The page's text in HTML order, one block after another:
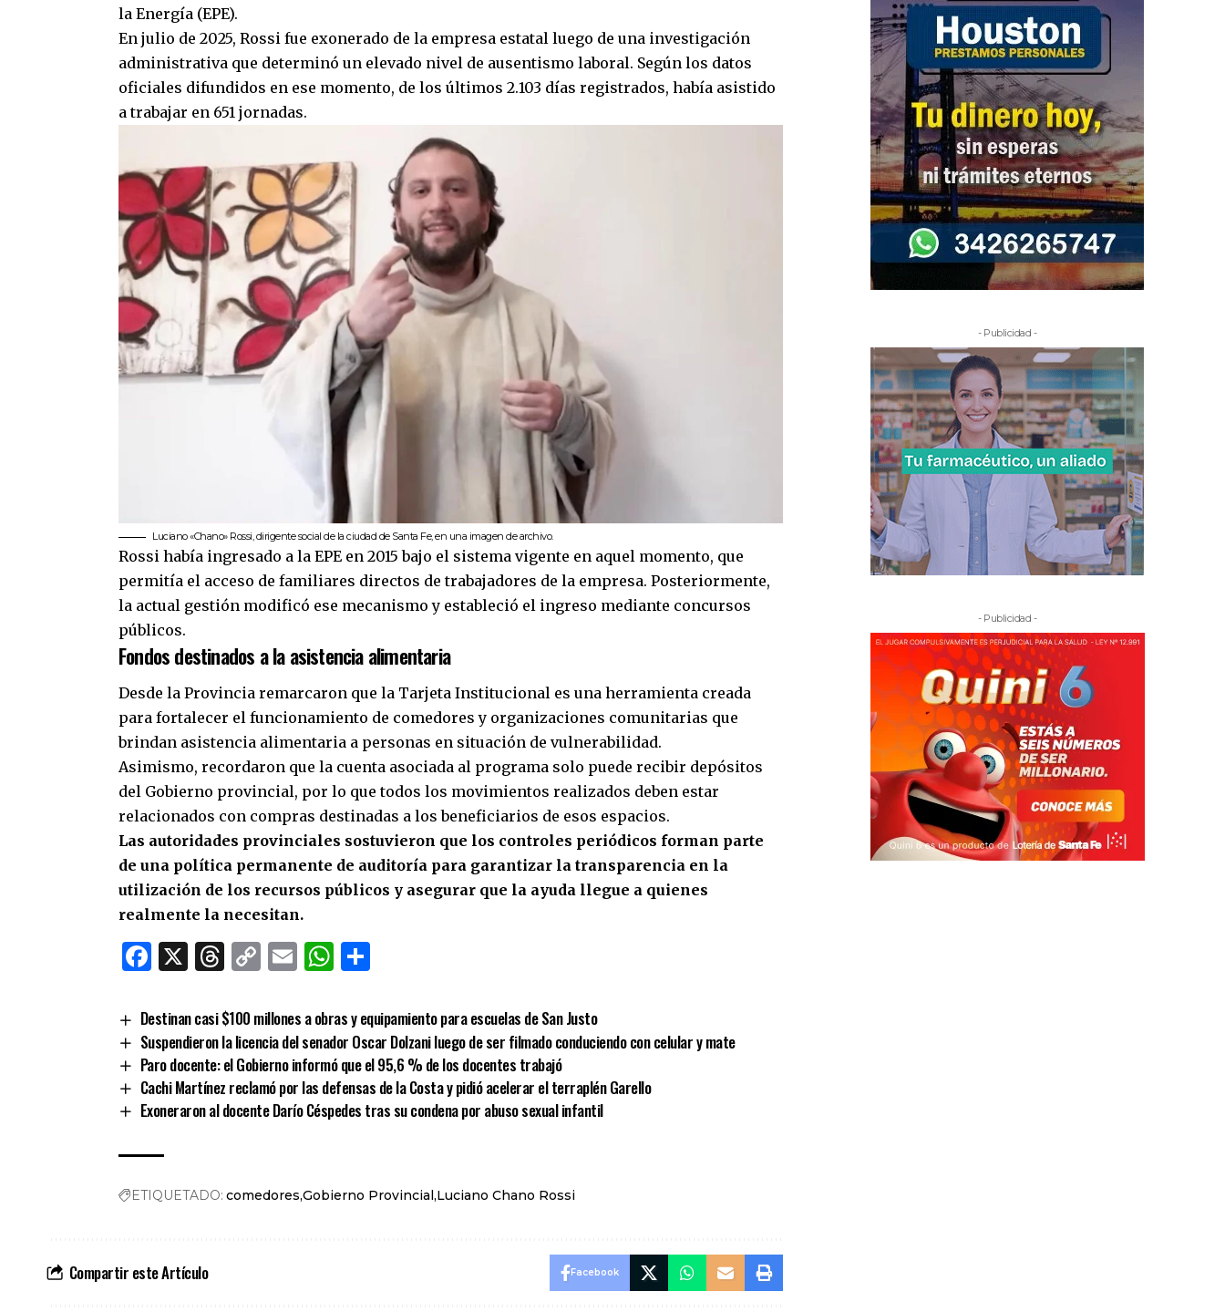
la Energía (EPE).
En julio de 2025, Rossi fue exonerado de la empresa estatal luego de una investigación
administrativa que determinó un elevado nivel de ausentismo laboral. Según los datos
oficiales difundidos en ese momento, de los últimos 2.103 días registrados, había asistido
a trabajar en 651 jornadas.
Luciano «Chano» Rossi, dirigente social de la ciudad de Santa Fe, en una imagen de archivo.
Rossi había ingresado a la EPE en 2015 bajo el sistema vigente en aquel momento, que
permitía el acceso de familiares directos de trabajadores de la empresa. Posteriormente,
la actual gestión modificó ese mecanismo y estableció el ingreso mediante concursos
públicos.
Fondos destinados a la asistencia alimentaria
Desde la Provincia remarcaron que la Tarjeta Institucional es una herramienta creada
para fortalecer el funcionamiento de comedores y organizaciones comunitarias que
brindan asistencia alimentaria a personas en situación de vulnerabilidad.
Asimismo, recordaron que la cuenta asociada al programa solo puede recibir depósitos
del Gobierno provincial, por lo que todos los movimientos realizados deben estar
relacionados con compras destinadas a los beneficiarios de esos espacios.
Las autoridades provinciales sostuvieron que los controles periódicos forman parte
de una política permanente de auditoría para garantizar la transparencia en la
utilización de los recursos públicos y asegurar que la ayuda llegue a quienes
realmente la necesitan.
Facebook
X Threads
CopyEmailWhatsApp
Destinan casi $100 millones a obras y equipamiento para escuelas de San Justo
Suspendieron la licencia del senador Oscar Dolzani luego de ser filmado conduciendo con celular y mate
Paro docente: el Gobierno informó que el 95,6 % de los docentes trabajó
Cachi Martínez reclamó por las defensas de la Costa y pidió acelerar el terraplén Garello
Exoneraron al docente Darío Céspedes tras su condena por abuso sexual infantil
ETIQUETADO: comedores Gobierno Provincial Luciano Chano Rossi
Compartir este Artículo Facebook
- Publicidad -
- Publicidad -